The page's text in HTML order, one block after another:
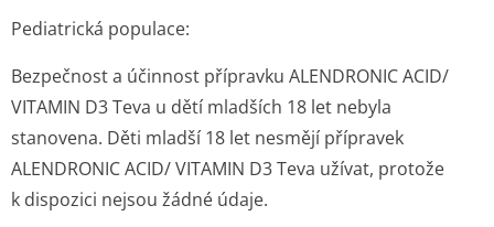
Pediatrická populace:
Bezpečnost a účinnost přípravku ALENDRONIC ACID/
VITAMIN D3 Teva u dětí mladších 18 let nebyla
stanovena. Děti mladší 18 let nesmějí přípravek
ALENDRONIC ACID/ VITAMIN D3 Teva užívat, protože
k dispozici nejsou žádné údaje.